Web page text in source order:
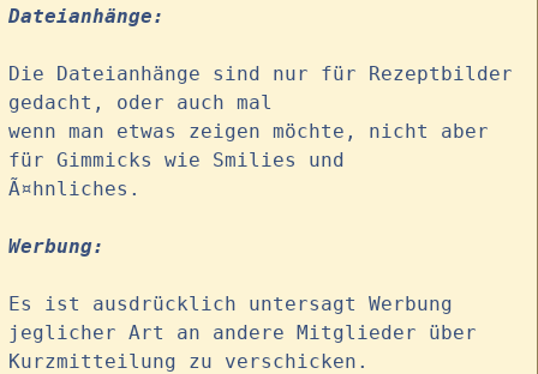
Dateianhänge:
Die Dateianhänge sind nur für Rezeptbilder
gedacht, oder auch mal
wenn man etwas zeigen möchte, nicht aber
für Gimmicks wie Smilies und
Ã¤hnliches.
Werbung:
Es ist ausdrücklich untersagt Werbung
jeglicher Art an andere Mitglieder über
Kurzmitteilung zu verschicken.